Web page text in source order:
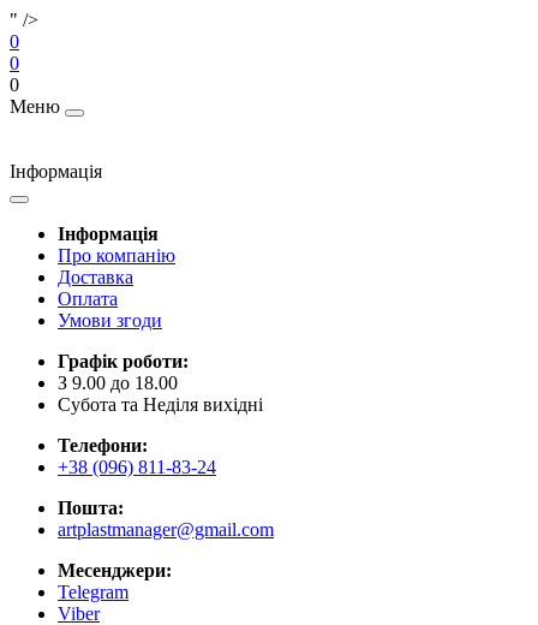
" />
0
0
0
Меню
Інформація
Інформація
Про компанію
Доставка
Оплата
Умови згоди
Графік роботи:
З 9.00 до 18.00
Субота та Неділя вихідні
Телефони:
+38 (096) 811-83-24
Пошта:
artplastmanager@gmail.com
Месенджери:
Telegram
Viber